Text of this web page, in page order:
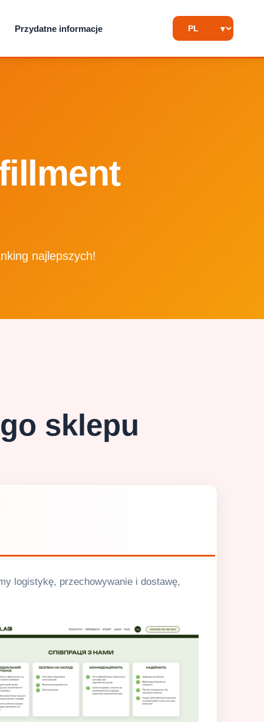
Przydatne informacje
najlepszych!
sklepu
logistykę, przechowywanie i dostawę,